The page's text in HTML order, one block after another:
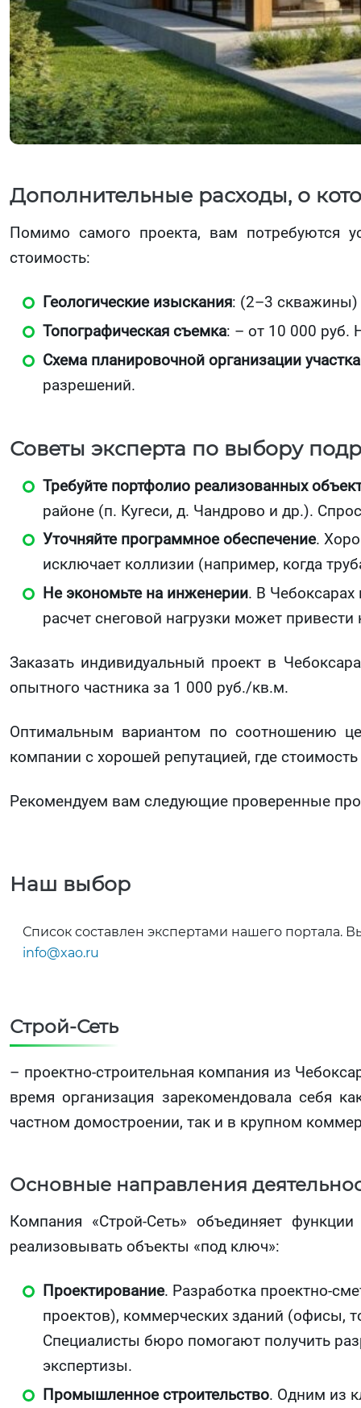
Дополнительные расходы, о
Помимо самого проекта, вам потребуются
стоимость:
Геологические изыскания: (2–3 скважины)
Топографическая съемка: – от 10 000 руб.
Схема планировочной организации участка
разрешений.
Советы эксперта по выбору
Требуйте портфолио реализованных
районе (п. Кугеси, д. Чандрово и др.).
Уточняйте программное обеспечение.
исключает коллизии (например, когда
Не экономьте на инженерии. В
расчет снеговой нагрузки может
Заказать индивидуальный проект в
опытного частника за 1 000 руб./кв.м.
Оптимальным вариантом по соотношению
компании с хорошей репутацией, где
Рекомендуем вам следующие проверенные
Наш выбор
Список составлен экспертами нашего портала.
info@xao.ru
Строй-Сеть
– проектно-строительная компания из
время организация зарекомендовала себя
частном домостроении, так и в крупном
Основные направления
Компания «Строй-Сеть» объединяет
реализовывать объекты «под ключ»:
Проектирование. Разработка проектно-
проектов), коммерческих зданий (офисы,
Специалисты бюро помогают получить
экспертизы.
Промышленное строительство. Одним из